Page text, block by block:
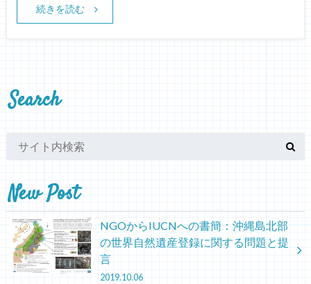
続きを読む
Search
New Post
NGOからIUCNへの書簡：沖縄島北部
の世界自然遺産登録に関する問題と提
言
2019.10.06